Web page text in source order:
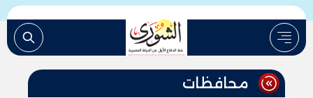
محافظات